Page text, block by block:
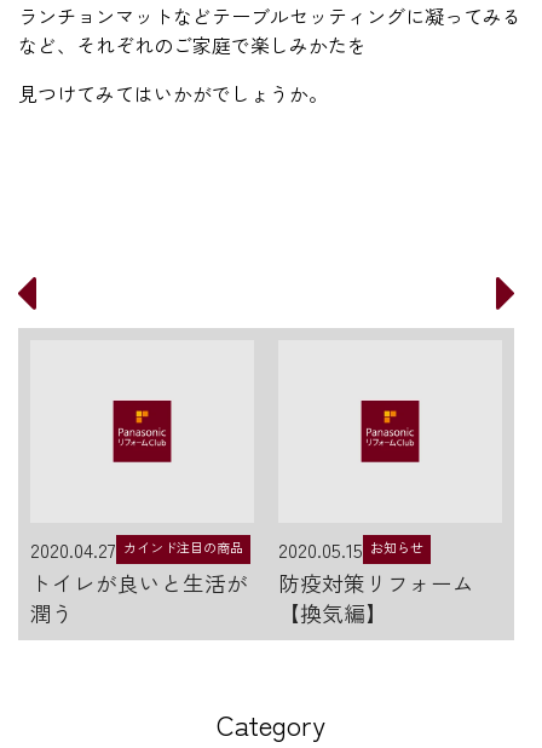
ランチョンマットなどテーブルセッティングに凝ってみる
など、それぞれのご家庭で楽しみかたを
見つけてみてはいかがでしょうか。
2020.04.27 カインド注目の商品
トイレが良いと生活が
潤う
2020.05.15 お知らせ
防疫対策リフォーム
【換気編】
Category